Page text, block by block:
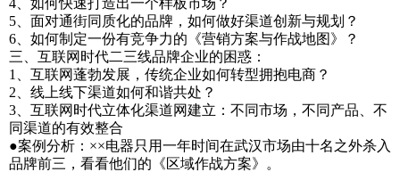
4、如何快速打造出一个样板市场？
5、面对通街同质化的品牌，如何做好渠道创新与规划？
6、如何制定一份有竞争力的《营销方案与作战地图》？
三、互联网时代二三线品牌企业的困惑：
1、互联网蓬勃发展，传统企业如何转型拥抱电商？
2、线上线下渠道如何和谐共处？
3、互联网时代立体化渠道网建立：不同市场，不同产品、不
同渠道的有效整合
●案例分析：××电器只用一年时间在武汉市场由十名之外杀入
品牌前三，看看他们的《区域作战方案》。